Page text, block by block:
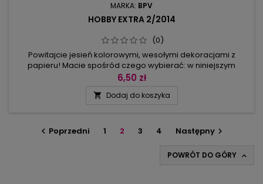
MARKA: BPV
HOBBY EXTRA 2/2014
(0)
Powitajcie jesień kolorowymi, wesołymi dekoracjami z
papieru! Macie spośród czego wybierać: w niniejszym
zeszycie całe mnóstwo obrazków okiennych i łańcuszków o
nietoperz, dynie, apetyczne jabłuszka, leśne grzyby, ludziki z
6,50 zł
 Dodaj do koszyka
 Poprzedni 1 2 3 4 Następny
POWRÓT DO GÓRY 